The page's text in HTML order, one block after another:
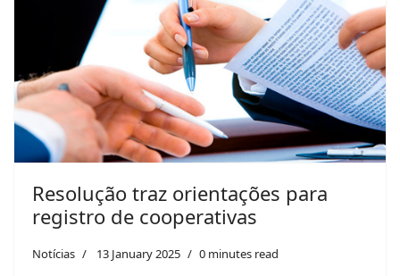
Resolução traz orientações para
registro de cooperativas
Notícias 13 January 2025 0 minutes read